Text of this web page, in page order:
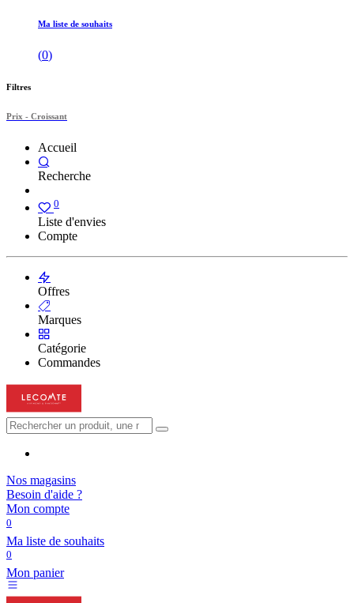
Ma liste de souhaits
(0)
Filtres
Prix - Croissant
Accueil
Recherche
0
Liste d'envies
Compte
Offres
Marques
Catégorie
Commandes
Nos magasins
Besoin d'aide ?
Mon compte
0
Ma liste de souhaits
0
Mon panier